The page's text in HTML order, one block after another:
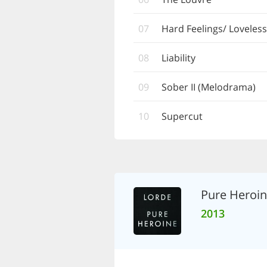
07 Hard Feelings/ Loveless
08 Liability
09 Sober II (Melodrama)
10 Supercut
Pure
2013